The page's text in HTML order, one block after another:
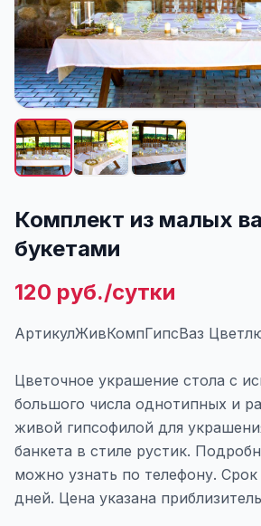
Комплект из малых
букетами
120 руб./сутки
АртикулЖивКомпГипсВаз
Цветочное украшение стола с
большого числа однотипных и
живой гипсофилой для
банкета в стиле рустик.
можно узнать по телефону. Срок
дней. Цена указана